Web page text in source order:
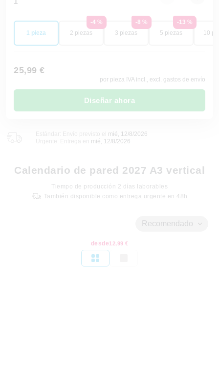
1 pieza
-4 %
2 piezas
-8 %
3 piezas
-13 %
5 piezas
10
25,99 €
por pieza IVA incl., excl. gastos de envío
Diseñar ahora
mié, 12/8/2026
Urgente: Entrega en
mié, 12/8/2026
Calendario de pared 2027 A3 vertical
Tiempo de producción 2 días laborables
También disponible como entrega urgente en 48h
Recomendado
desde12,99 €